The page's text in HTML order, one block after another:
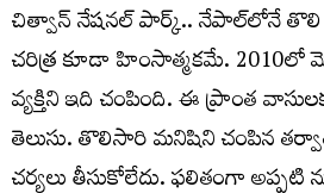
చిత్వాన్‌ నేషనల్‌ పార్క్‌.. నేపాల్‌లోనే తొలి
చరిత్ర కూడా హింసాత్మకమే.
వ్యక్తిని ఇది చంపింది. ఈ ప్రాంత
తెలుసు. తొలిసారి మనిషిని చంపిన
చర్యలు తీసుకోలేదు. ఫలితంగా అప్పటి